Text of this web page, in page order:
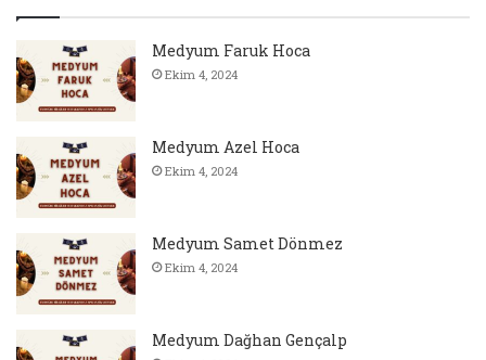
Medyum Faruk Hoca
Ekim 4, 2024
Medyum Azel Hoca
Ekim 4, 2024
Medyum Samet Dönmez
Ekim 4, 2024
Medyum Dağhan Gençalp